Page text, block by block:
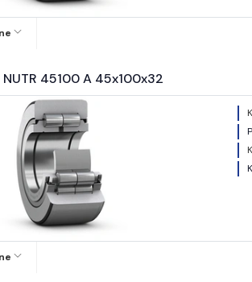
NUTR 45100 A 45x100x32